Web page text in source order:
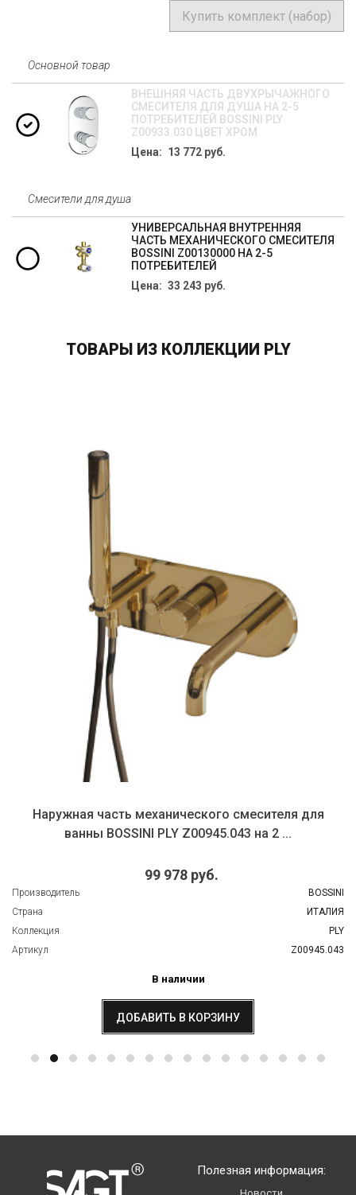
Купить комплект (набор)
Основной товар
ВНЕШНЯЯ ЧАСТЬ ДВУХРЫЧАЖНОГО
СМЕСИТЕЛЯ ДЛЯ ДУША НА 2-5
ПОТРЕБИТЕЛЕЙ BOSSINI PLY
Z00933.030 ЦВЕТ ХРОМ
Цена: 13 772 руб.
Смесители для душа
УНИВЕРСАЛЬНАЯ ВНУТРЕННЯЯ
ЧАСТЬ МЕХАНИЧЕСКОГО СМЕСИТЕЛЯ
BOSSINI Z00130000 НА 2-5
ПОТРЕБИТЕЛЕЙ
Цена: 33 243 руб.
ТОВАРЫ ИЗ КОЛЛЕКЦИИ PLY
Наружная часть механического смесителя для
ванны BOSSINI PLY Z00945.043 на 2 ...
99 978 руб.
Производитель
BOSSINI
Страна
ИТАЛИЯ
Коллекция
PLY
Артикул
Z00945.043
В наличии
ДОБАВИТЬ В КОРЗИНУ
Полезная информация: